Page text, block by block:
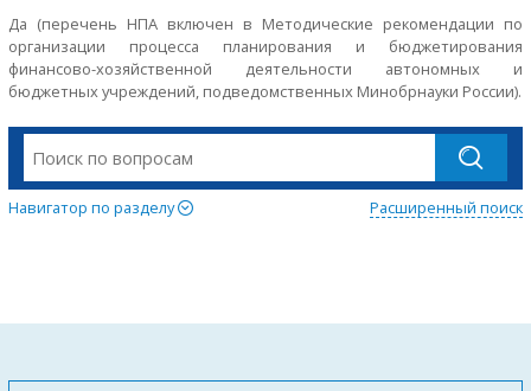
Да (перечень НПА включен в Методические рекомендации по
организации процесса планирования и бюджетирования
финансово-хозяйственной деятельности автономных и
бюджетных учреждений, подведомственных Минобрнауки России).
Навигатор по разделу Расширенный поиск